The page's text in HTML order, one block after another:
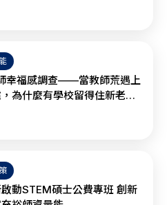
幸福感調查——當教師荒遇上
為什麼有學校留得住新老
動STEM碩士公費專班 創新